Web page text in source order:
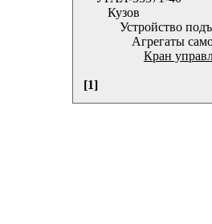
Кузов
Устройство
Агрегаты
Кран
[1]